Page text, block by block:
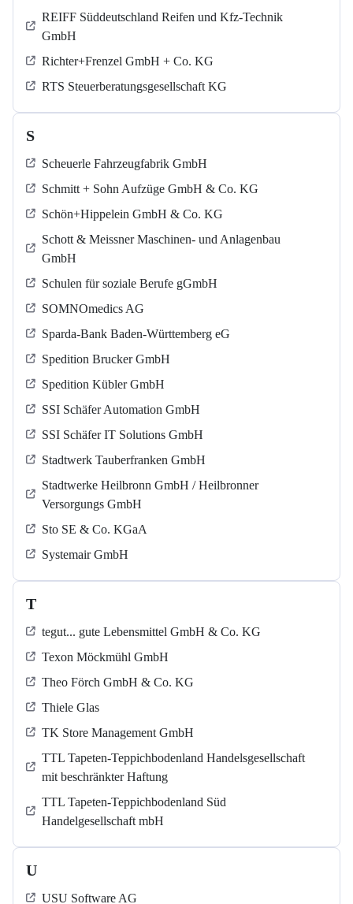
REIFF Süddeutschland Reifen und Kfz-Technik
GmbH
Richter+Frenzel GmbH + Co. KG
RTS Steuerberatungsgesellschaft KG
S
Scheuerle Fahrzeugfabrik GmbH
Schmitt + Sohn Aufzüge GmbH & Co. KG
Schön+Hippelein GmbH & Co. KG
Schott & Meissner Maschinen- und Anlagenbau
GmbH
Schulen für soziale Berufe gGmbH
SOMNOmedics AG
Sparda-Bank Baden-Württemberg eG
Spedition Brucker GmbH
Spedition Kübler GmbH
SSI Schäfer Automation GmbH
SSI Schäfer IT Solutions GmbH
Stadtwerk Tauberfranken GmbH
Stadtwerke Heilbronn GmbH / Heilbronner
Versorgungs GmbH
Sto SE & Co. KGaA
Systemair GmbH
T
tegut... gute Lebensmittel GmbH & Co. KG
Texon Möckmühl GmbH
Theo Förch GmbH & Co. KG
Thiele Glas
TK Store Management GmbH
TTL Tapeten-Teppichbodenland Handelsgesellschaft
mit beschränkter Haftung
TTL Tapeten-Teppichbodenland Süd
Handelgesellschaft mbH
U
USU Software AG